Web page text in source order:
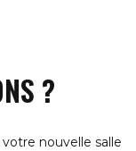
?
nouvelle salle